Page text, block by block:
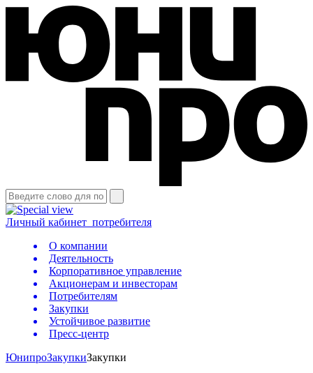
Личный кабинет потребителя
О компании
Деятельность
Корпоративное управление
Акционерам и инвесторам
Потребителям
Закупки
Устойчивое развитие
Пресс-центр
ЮнипроЗакупкиЗакупки